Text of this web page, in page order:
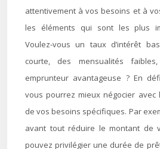
attentivement à vos besoins et à
les éléments qui sont les plus
Voulez-vous un taux d’intérêt
courte, des mensualités
emprunteur avantageuse ? En
vous pourrez mieux négocier
de vos besoins spécifiques. Par
avant tout réduire le montant de
pouvez privilégier une durée de